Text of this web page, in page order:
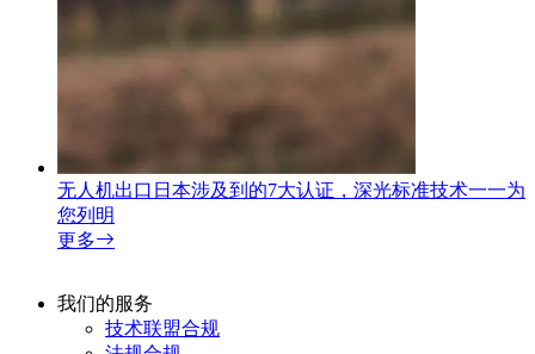
无人机出口日本涉及到的7大认证，深光标准技术一一为
您列明
更多
我们的服务
技术联盟合规